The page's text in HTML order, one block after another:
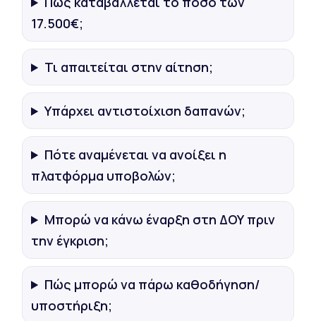
17.500€;
Τι απαιτείται στην αίτηση;
Υπάρχει αντιστοίχιση δαπανών;
Πότε αναμένεται να ανοίξει η
πλατφόρμα υποβολών;
Μπορώ να κάνω έναρξη στη ΔΟΥ πριν
την έγκριση;
Πώς μπορώ να πάρω καθοδήγηση/
υποστήριξη;